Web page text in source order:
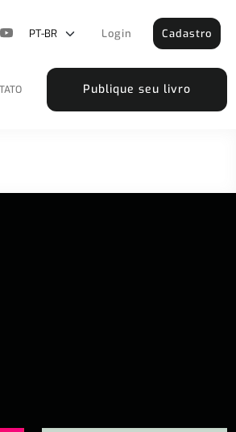
Publique seu livro
Login Cadastro